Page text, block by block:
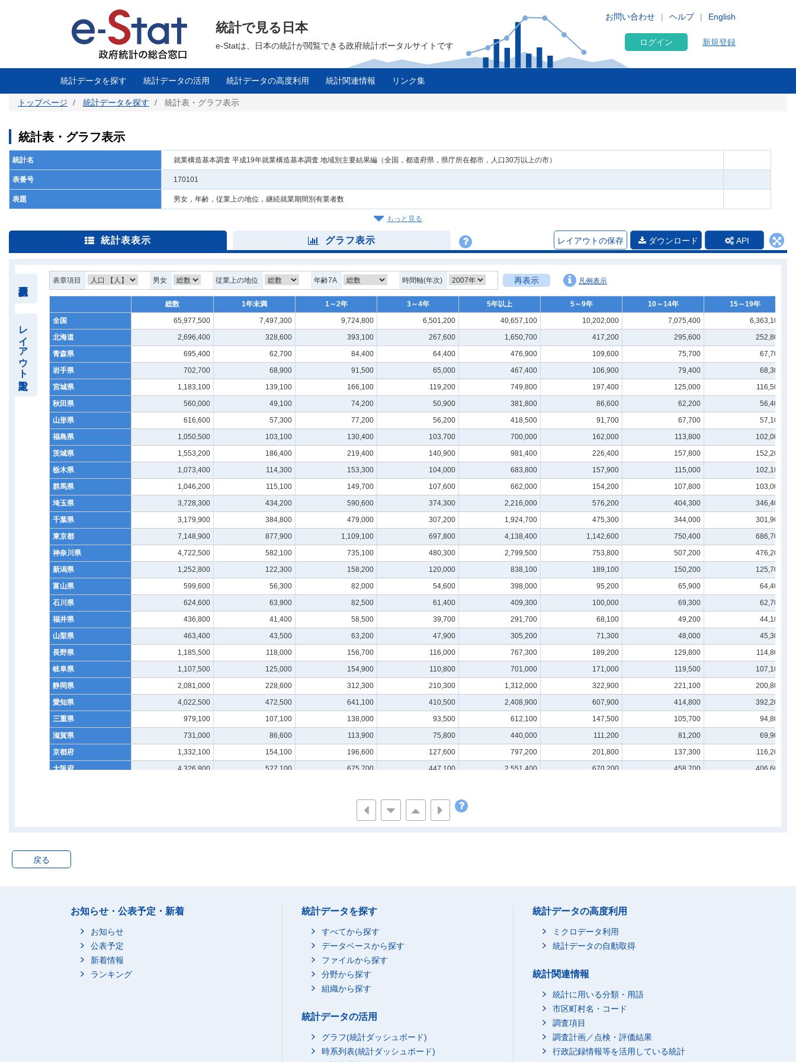
に
English
お問い合わせ ヘルプ
統計で見る日本
e-Statは、日本の統計が閲覧できる政府統計ポータルサイトです ログイン 新規登録
統計データを探す 統計データの活用 統計データの高度利用 統計関連情報 リンク集
トップページ 統計データを探す 統計表・グラフ表示
統計表・グラフ表示
統計名 就業構造基本調査 平成19年就業構造基本調査 地域別主要結果編（全国，都道府県，県庁所在都市，人口30万以上の市）
表番号 170101
表題 男女，年齢，従業上の地位，継続就業期間別有業者数
もっと見る
統計表表示 グラフ表示 レイアウトの保存 ダウンロード API
レイアウト設定
表章項目 男女 従業上の地位 年齢7A 時間軸(年次) 再表示 凡例表示
総数 1年未満 1～2年 3～4年 5年以上 5～9年 10～14年
15～19年
全国
65,977,500 7,497,300 9,724,800 6,501,200 40,657,100 10,202,000 7,075,400
6,363,100
北海道
2,696,400 328,600 393,100 267,600 1,650,700 417,200 295,600
252,800
青森県
695,400 62,700 84,400 64,400 476,900 109,600 75,700
67,700
岩手県
702,700 68,900 91,500 65,000 467,400 106,900 79,400
68,300
宮城県
1,183,100 139,100 166,100 119,200 749,800 197,400 125,000
116,500
秋田県
560,000 49,100 74,200 50,900 381,800 86,600 62,200
56,400
山形県
616,600 57,300 77,200 56,200 418,500 91,700 67,700
57,100
福島県
1,050,500 103,100 130,400 103,700 700,000 162,000 113,800
102,000
茨城県
1,553,200 186,400 219,400 140,900 981,400 226,400 157,800
152,200
栃木県
1,073,400 114,300 153,300 104,000 683,800 157,900 115,000
102,100
群馬県
1,046,200 115,100 149,700 107,600 662,000 154,200 107,800
103,000
埼玉県
3,728,300 434,200 590,600 374,300 2,216,000 576,200 404,300
346,400
千葉県
3,179,900 384,800 479,000 307,200 1,924,700 475,300 344,000
301,900
東京都
7,148,900 877,900 1,109,100 697,800 4,138,400 1,142,600 750,400
686,700
神奈川県
4,722,500 582,100 735,100 480,300 2,799,500 753,800 507,200
476,200
新潟県
1,252,800 122,300 158,200 120,000 838,100 189,100 150,200
125,700
富山県
599,600 56,300 82,000 54,600 398,000 95,200 65,900
64,400
石川県
624,600 63,900 82,500 61,400 409,300 100,000 69,300
62,700
福井県
436,800 41,400 58,500 39,700 291,700 68,100 49,200
44,100
山梨県
463,400 43,500 63,200 47,900 305,200 71,300 48,000
45,300
長野県
1,185,500 118,000 156,700 116,000 767,300 189,200 129,800
114,800
岐阜県
1,107,500 125,000 154,900 110,800 701,000 171,000 119,500
107,100
静岡県
2,081,000 228,600 312,300 210,300 1,312,000 322,900 221,100
200,800
愛知県
4,022,500 472,500 641,100 410,500 2,408,900 607,900 414,800
392,200
三重県
979,100 107,100 138,000 93,500 612,100 147,500 105,700
94,800
滋賀県
731,000 86,600 113,900 75,800 440,000 111,200 81,200
69,900
京都府
1,332,100 154,100 196,600 127,600 797,200 201,800 137,300
116,200
大阪府
4,326,800 527,100 675,700 447,100 2,551,400 670,200 458,700
406,600
99,200 68,300
65,700 43,400
島根県
岡山県
徳島県
46,600 261,800 56,800
66,100 77,800
95,300 104,900
255,800
397,900
65,100
90,800
125,900 138,300
78,700 56,300 96,200 67,000
戻る
お知らせ・公表予定・新着
お知らせ
公表予定
新着情報
ランキング
統計データを探す
すべてから探す
データベースから探す
ファイルから探す
分野から探す
組織から探す
統計データの活用
グラフ(統計ダッシュボード)
時系列表(統計ダッシュボード)
統計データの高度利用
ミクロデータ利用
統計データの自動取得
統計関連情報
統計に用いる分類・用語
市区町村名・コード
調査項目
調査計画／点検・評価結果
行政記録情報等を活用している統計